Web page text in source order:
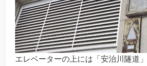
エレベーターの上には「安治川隧道